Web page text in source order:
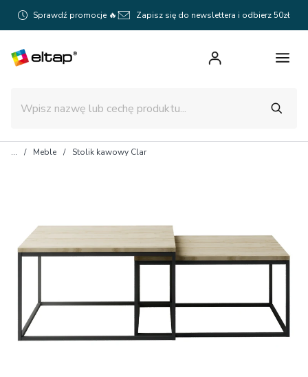
Sprawdź promocje 🔥 Zapisz się do newslettera i odbierz 50zł
Meble Stolik kawowy Clar